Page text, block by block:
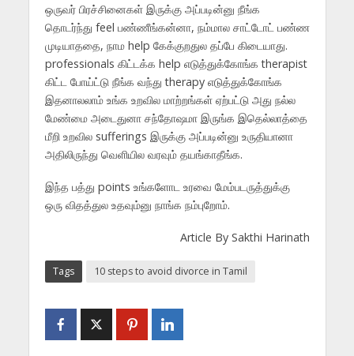
ஒருவர் பிரச்சினைகள் இருக்கு அப்படின்னு நீங்க
தொடர்ந்து feel பண்ணீங்கன்னா, நம்மால சாட்டோட் பண்ண
முடியாததை, நாம help கேக்குறதுல தப்பே கிடையாது.
professionals கிட்டக்க help எடுத்துக்கோங்க therapist
கிட்ட போய்ட்டு நீங்க வந்து therapy எடுத்துக்கோங்க
இதனாலலாம் உங்க உறவில மாற்றங்கள் ஏற்பட்டு அது நல்ல
மேண்மை அடைதுனா சந்தோஷமா இருங்க இதெல்லாத்தை
மீறி உறவில sufferings இருக்கு அப்படின்னு உருதியானா
அதிலிருந்து வெளியில வரவும் தயங்காதீங்க.
இந்த பத்து points உங்களோட உரவை மேம்படருத்துக்கு
ஒரு விதத்துல உதவும்னு நாங்க நம்புறோம்.
Article By Sakthi Harinath
Tags 10 steps to avoid divorce in Tamil